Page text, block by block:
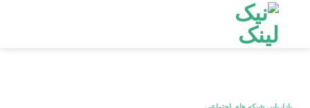
content